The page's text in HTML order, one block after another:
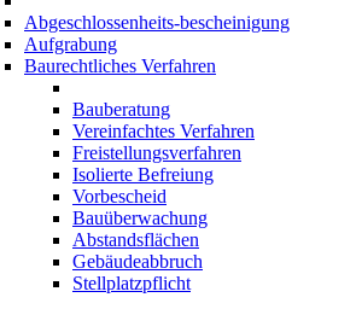
Abgeschlossenheits-bescheinigung
Aufgrabung
Baurechtliches Verfahren
Bauberatung
Vereinfachtes Verfahren
Freistellungsverfahren
Isolierte Befreiung
Vorbescheid
Bauüberwachung
Abstandsflächen
Gebäudeabbruch
Stellplatzpflicht